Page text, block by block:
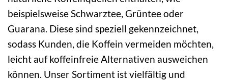
beispielsweise Schwarztee, Grüntee oder
Guarana. Diese sind speziell gekennzeichnet,
sodass Kunden, die Koffein vermeiden möchten,
leicht auf koffeinfreie Alternativen ausweichen
können. Unser Sortiment ist vielfältig und